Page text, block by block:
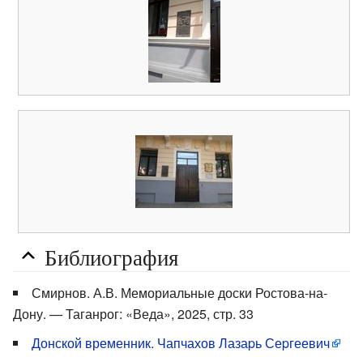
Библиография
Смирнов. А.В. Мемориальные доски Ростова-на-
Дону. — Таганрог: «Веда», 2025, стр. 33
Донской временник. Чапчахов Лазаpь Сеpгеевич